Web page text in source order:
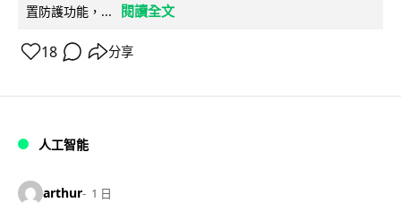
置防護功能，...
閱讀全文
18 分享
人工智能
arthur 1 日